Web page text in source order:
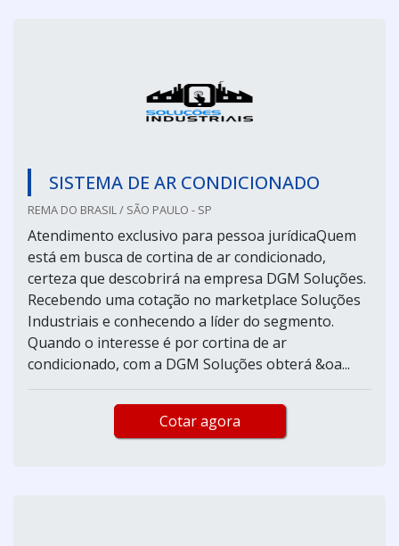
SISTEMA DE AR CONDICIONADO
REMA DO BRASIL / SÃO PAULO - SP
Atendimento exclusivo para pessoa jurídicaQuem
está em busca de cortina de ar condicionado,
certeza que descobrirá na empresa DGM Soluções.
Recebendo uma cotação no marketplace Soluções
Industriais e conhecendo a líder do segmento.
Quando o interesse é por cortina de ar
condicionado, com a DGM Soluções obterá &oa...
Cotar agora